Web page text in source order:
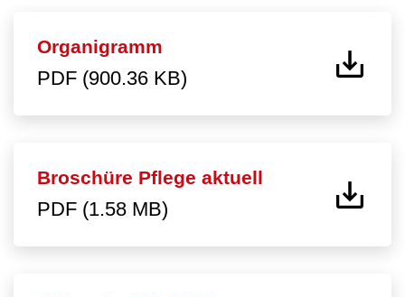
Organigramm
PDF (900.36 KB)
Broschüre Pflege aktuell
PDF (1.58 MB)